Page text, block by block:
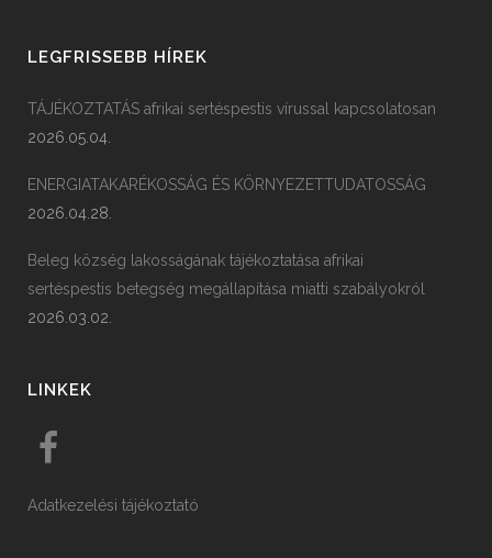
LEGFRISSEBB HÍREK
TÁJÉKOZTATÁS afrikai sertéspestis vírussal kapcsolatosan
2026.05.04.
ENERGIATAKARÉKOSSÁG ÉS KÖRNYEZETTUDATOSSÁG
2026.04.28.
Beleg község lakosságának tájékoztatása afrikai
sertéspestis betegség megállapítása miatti szabályokról
2026.03.02.
LINKEK
Adatkezelési tájékoztató